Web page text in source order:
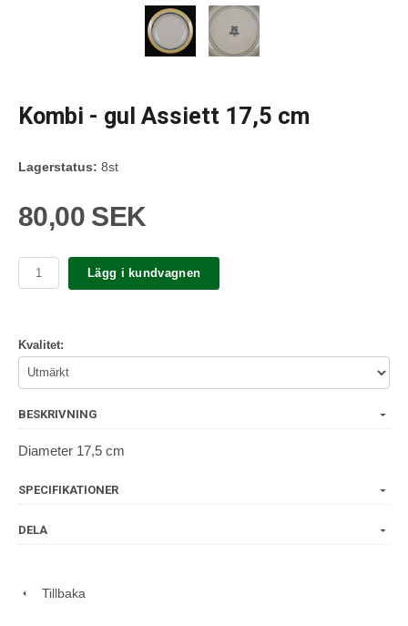
Kombi - gul Assiett 17,5 cm
Lagerstatus: 8st
80,00 SEK
Lägg i kundvagnen
Kvalitet:
BESKRIVNING
Diameter 17,5 cm
SPECIFIKATIONER
DELA
Tillbaka